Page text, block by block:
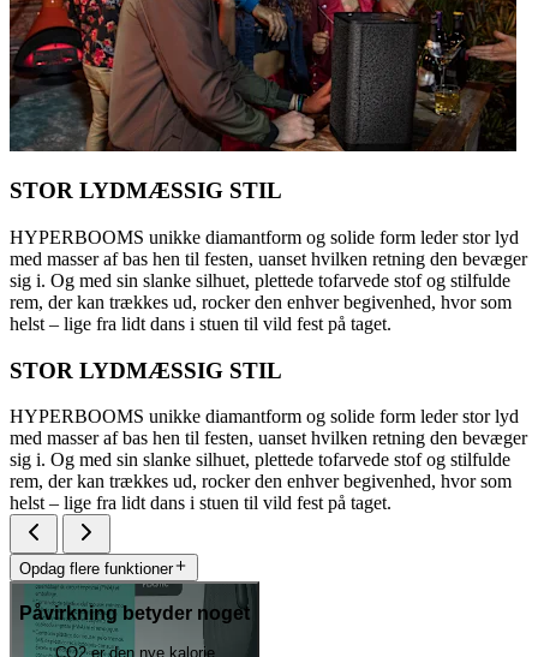
STOR LYDMÆSSIG STIL
HYPERBOOMS unikke diamantform og solide form leder stor lyd
med masser af bas hen til festen, uanset hvilken retning den bevæger
sig i. Og med sin slanke silhuet, plettede tofarvede stof og stilfulde
rem, der kan trækkes ud, rocker den enhver begivenhed, hvor som
helst – lige fra lidt dans i stuen til vild fest på taget.
STOR LYDMÆSSIG STIL
HYPERBOOMS unikke diamantform og solide form leder stor lyd
med masser af bas hen til festen, uanset hvilken retning den bevæger
sig i. Og med sin slanke silhuet, plettede tofarvede stof og stilfulde
rem, der kan trækkes ud, rocker den enhver begivenhed, hvor som
helst – lige fra lidt dans i stuen til vild fest på taget.
Opdag flere funktioner
Påvirkning betyder noget
CO2 er den nye kalorie